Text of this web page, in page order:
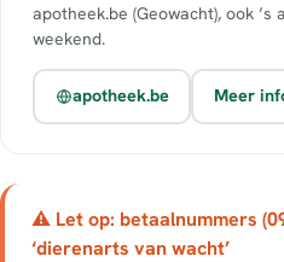
apotheek.be (Geowacht), ook ’s
weekend.
apotheek.be Meer
⚠ Let op: betaalnummers
‘dierenarts van wacht’